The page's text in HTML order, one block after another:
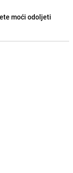
moći odoljeti